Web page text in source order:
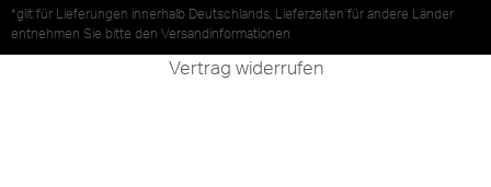
*gilt für Lieferungen innerhalb Deutschlands, Lieferzeiten für andere Länder
entnehmen Sie bitte den Versandinformationen
Vertrag widerrufen